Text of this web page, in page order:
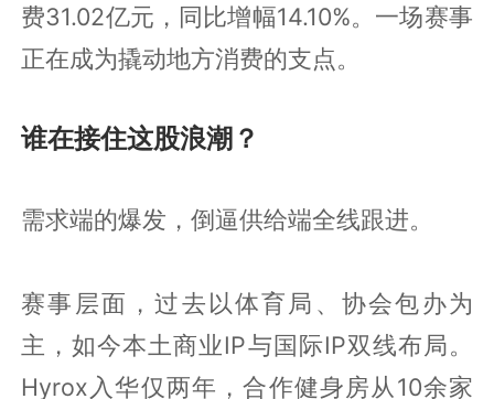
费31.02亿元，同比增幅14.10%。一场赛事
正在成为撬动地方消费的支点。
谁在接住这股浪潮？
需求端的爆发，倒逼供给端全线跟进。
赛事层面，过去以体育局、协会包办为
主，如今本土商业IP与国际IP双线布局。
Hyrox入华仅两年，合作健身房从10余家